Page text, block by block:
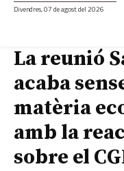
Divendres, 07 de agost del 2026
La reunió
acaba
matèria
amb la
sobre el